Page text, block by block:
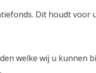
Dit houdt voor
welke wij u kunnen